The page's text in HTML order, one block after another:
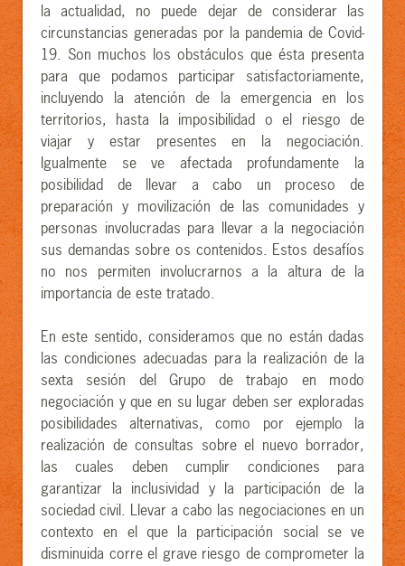
la actualidad, no puede dejar de considerar las
circunstancias generadas por la pandemia de Covid-
19. Son muchos los obstáculos que ésta presenta
para que podamos participar satisfactoriamente,
incluyendo la atención de la emergencia en los
territorios, hasta la imposibilidad o el riesgo de
viajar y estar presentes en la negociación.
Igualmente se ve afectada profundamente la
posibilidad de llevar a cabo un proceso de
preparación y movilización de las comunidades y
personas involucradas para llevar a la negociación
sus demandas sobre os contenidos. Estos desafíos
no nos permiten involucrarnos a la altura de la
importancia de este tratado.
En este sentido, consideramos que no están dadas
las condiciones adecuadas para la realización de la
sexta sesión del Grupo de trabajo en modo
negociación y que en su lugar deben ser exploradas
posibilidades alternativas, como por ejemplo la
realización de consultas sobre el nuevo borrador,
las cuales deben cumplir condiciones para
garantizar la inclusividad y la participación de la
sociedad civil. Llevar a cabo las negociaciones en un
contexto en el que la participación social se ve
disminuida corre el grave riesgo de comprometer la